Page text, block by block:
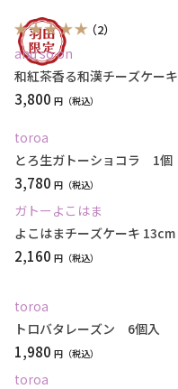
（2）
and so on
和紅茶香る和漢チーズケーキ
3,800 円
toroa
とろ生ガトーショコラ 1個
3,780 円
ガトーよこはま
よこはまチーズケーキ 13cm
2,160 円
toroa
トロバタレーズン 6個入
1,980 円
toroa